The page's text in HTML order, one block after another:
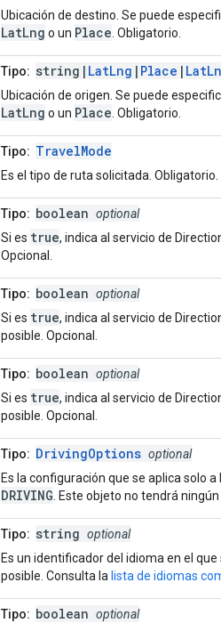
Ubicación de destino. Se puede
LatLng o un Place . Obligatorio.
Tipo: string| LatLng | Place |
Ubicación de origen. Se puede
LatLng o un Place . Obligatorio.
Tipo: TravelMode
Es el tipo de ruta solicitada. Obligatorio.
Tipo: boolean optional
Si es true, indica al servicio de
Opcional.
Tipo: boolean optional
Si es true, indica al servicio de
posible. Opcional.
Tipo: boolean optional
Si es true, indica al servicio de
posible. Opcional.
Tipo: DrivingOptions optional
Es la configuración que se aplica solo
DRIVING . Este objeto no tendrá
Tipo: string optional
Es un identificador del idioma en el
posible. Consulta la lista de idiomas
Tipo: boolean optional